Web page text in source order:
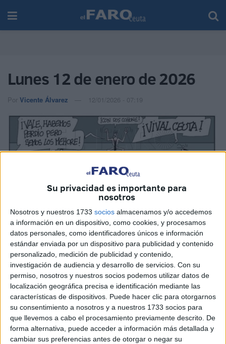
Su privacidad es importante para
nosotros
Nosotros y nuestros 1733 socios almacenamos y/o accedemos
a información en un dispositivo, como cookies, y procesamos
datos personales, como identificadores únicos e información
estándar enviada por un dispositivo para publicidad y contenido
personalizado, medición de publicidad y contenido,
investigación de audiencia y desarrollo de servicios. Con su
permiso, nosotros y nuestros socios podemos utilizar datos de
localización geográfica precisa e identificación mediante las
características de dispositivos. Puede hacer clic para otorgarnos
su consentimiento a nosotros y a nuestros 1733 socios para
que llevemos a cabo el procesamiento previamente descrito. De
forma alternativa, puede acceder a información más detallada y
cambiar sus preferencias antes de otorgar o negar su
Lunes 12 de enero de 2026
Por Vicente Álvarez 12/01/2026 - 07:19
RelatedPosts
Villegas y las trabas en los fichajes: “He
tenido que dar más explicaciones de la
cuenta”
HACE 2 MINUTOS
La Cámara cifra en casi 30 millones las
pérdidas en agosto por la crisis de Ceuta
HACE 8 MINUTOS